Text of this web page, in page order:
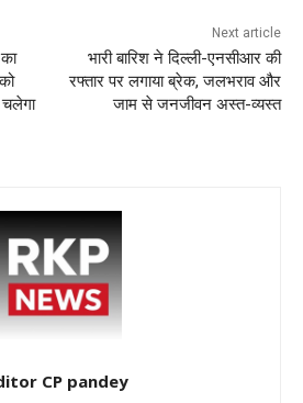
Next article
भारी बारिश ने दिल्ली-एनसीआर की
रफ्तार पर लगाया ब्रेक, जलभराव और
जाम से जनजीवन अस्त-व्यस्त
CP pandey